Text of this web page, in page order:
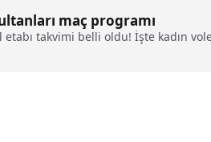
maç programı
etabı takvimi belli oldu! İşte kadın